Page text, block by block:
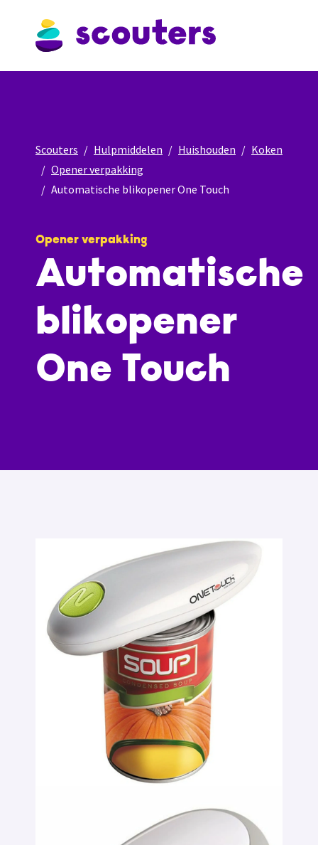
Scouters Hulpmiddelen Huishouden
Koken
Opener verpakking
Automatische blikopener One Touch
Opener verpakking
Automatische
blikopener
One Touch